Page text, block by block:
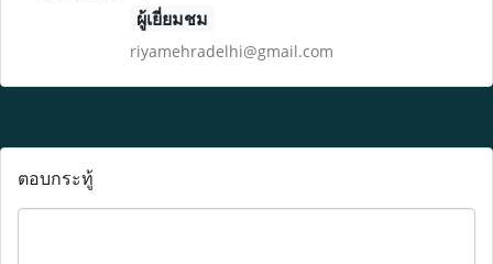
ผู้เยี่ยมชม
riyamehradelhi@gmail.com
ตอบกระทู้